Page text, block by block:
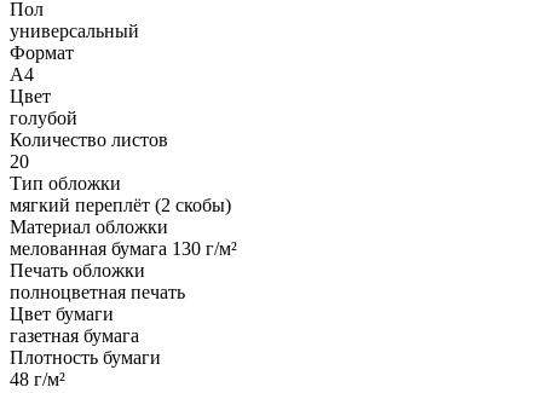
Пол
универсальный
Формат
А4
Цвет
голубой
Количество листов
20
Тип обложки
мягкий переплёт (2 скобы)
Материал обложки
мелованная бумага 130 г/м²
Печать обложки
полноцветная печать
Цвет бумаги
газетная бумага
Плотность бумаги
48 г/м²